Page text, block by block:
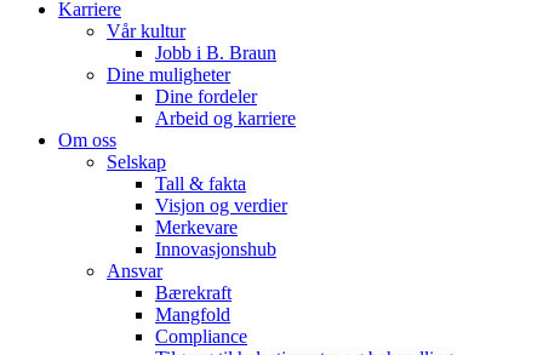
Karriere
Vår kultur
Jobb i B. Braun
Dine muligheter
Dine fordeler
Arbeid og karriere
Om oss
Selskap
Tall & fakta
Visjon og verdier
Merkevare
Innovasjonshub
Ansvar
Bærekraft
Mangfold
Compliance